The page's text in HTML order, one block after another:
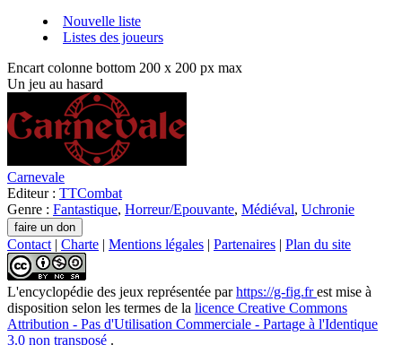
Nouvelle liste
Listes des joueurs
Encart colonne bottom 200 x 200 px max
Un jeu au hasard
Carnevale
Editeur : TTCombat
Genre : Fantastique, Horreur/Epouvante, Médiéval, Uchronie
Contact | Charte | Mentions légales | Partenaires | Plan du site
L'encyclopédie des jeux représentée parhttps://g-fig.frest mise à
disposition selon les termes de la licence Creative Commons
Attribution - Pas d'Utilisation Commerciale - Partage à l'Identique
3.0 non transposé .